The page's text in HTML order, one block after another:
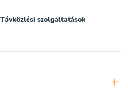
Távközlési szolgáltatások